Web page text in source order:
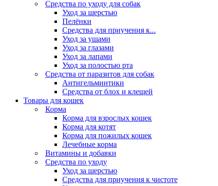
Средства по уходу для собак
Уход за шерстью
Пелёнки
Средства для приучения к...
Уход за ушами
Уход за глазами
Уход за лапами
Уход за полостью рта
Средства от паразитов для собак
Антигельминтики
Средства от блох и клещей
Товары для кошек
Корма
Корма для взрослых кошек
Корма для котят
Корма для пожилых кошек
Лечебные корма
Витамины и добавки
Средства по уходу
Уход за шерстью
Средства для приучения к чистоте